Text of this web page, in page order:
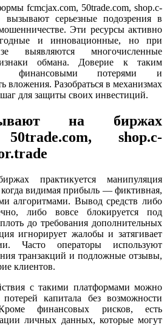
fcmcjax.com, 50trade.com, shop.c-
вызывают серьезные подозрения в
Эти ресурсы активно
и инновационные, но при
выявляются многочисленные
обмана. Доверие к таким
финансовыми потерями и
вложения. Разобраться в механизмах
для защиты своих инвестиций.
на биржах
shop.c-
практикуется манипуляция
когда видимая прибыль — фиктивная,
алгоритмами. Вывод средств либо
либо вовсе блокируется под
до требования дополнительных
игнорирует жалобы и затягивает
Часто операторы используют
транзакций и подложные отзывы,
клиентов.
с такими платформами можно
капитала без возможности
финансовых рисков, есть
личных данных, которые могут